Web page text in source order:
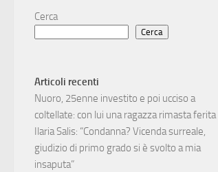
Cerca
Cerca
Articoli recenti
Nuoro, 25enne investito e poi ucciso a
coltellate: con lui una ragazza rimasta ferita
Ilaria Salis: “Condanna? Vicenda surreale,
giudizio di primo grado si è svolto a mia
insaputa”